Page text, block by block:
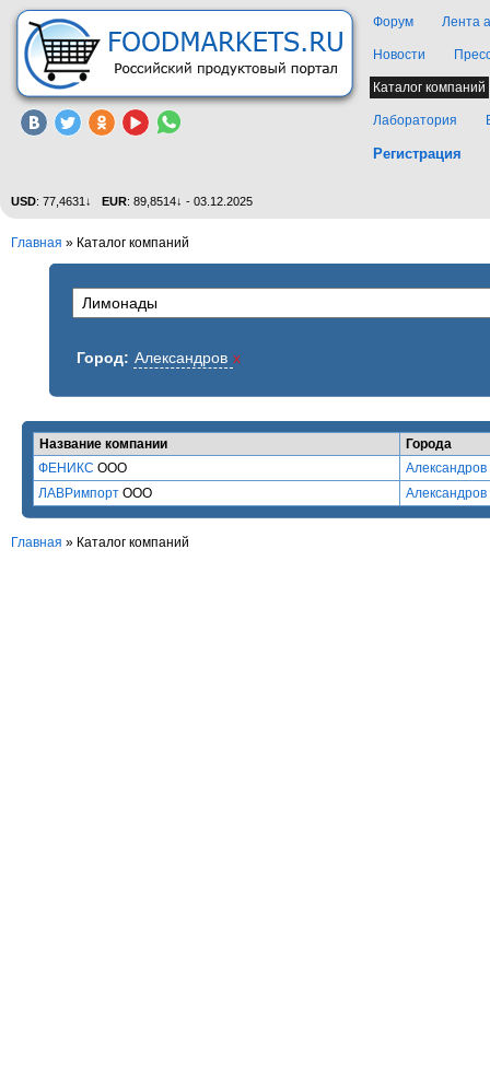
Форум Лента
Новости
Каталог компаний
Лаборатория
Регистрация
USD: 77,4631↓ EUR: 89,8514↓ - 03.12.2025
Главная » Каталог компаний
Город: Александров x
Название компании
Города
ФЕНИКС ООО
Александров
ЛАВРимпорт ООО Александров
Главная » Каталог компаний